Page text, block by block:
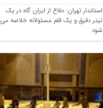
استاندار تهران: دفاع از ایران گاه در یک
تیتر دقیق و یک قلم مسئولانه خلاصه می
شود